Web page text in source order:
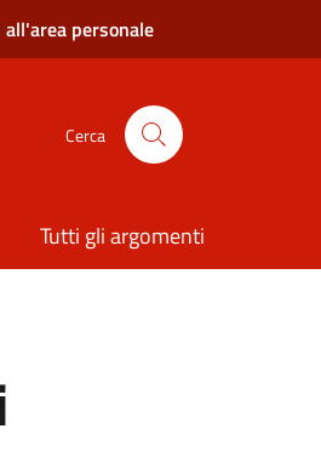
all'area personale
Cerca
Tutti gli argomenti